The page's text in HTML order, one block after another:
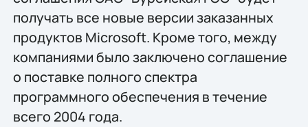
получать все новые версии заказанных
продуктов Microsoft. Кроме того, между
компаниями было заключено соглашение
о поставке полного спектра
программного обеспечения в течение
всего 2004 года.